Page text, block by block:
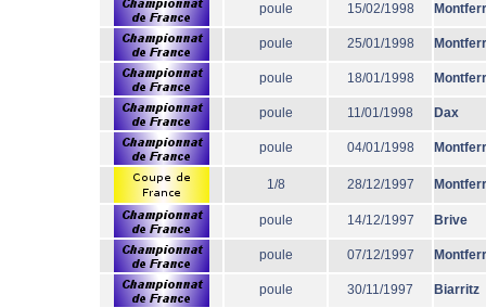
poule 15/02/1998
poule 25/01/1998
poule 18/01/1998
poule 11/01/1998 Dax
poule 04/01/1998
1/8 28/12/1997
poule 14/12/1997 Brive
poule 07/12/1997
poule 30/11/1997 Biarritz